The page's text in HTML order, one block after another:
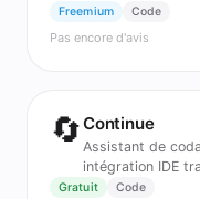
Freemium Code
Pas encore d'avis
🔄Continue
Assistant de
intégration IDE
Gratuit Code